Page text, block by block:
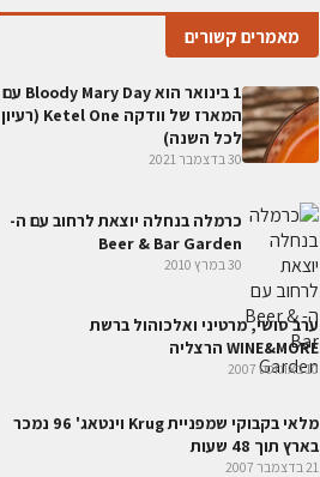
מאמרים קשורים
1 בינואר הוא Bloody Mary Day עם
המארז של וודקה Ketel One (רעיון
לכל השנה)
30 בדצמבר 2021
כרמלה בנחלה יוצאת לרחוב עם ה-
Beer & Bar Garden
30 במרץ 2010
ערב סושי, מרטיני ואלכוהול ברשת
WINE&MORE הרצליה
10 באוגוסט 2007
מלאי בקבוקי שמפניית Krug וינטאג' 96 נמכר
בארץ תוך 48 שעות
21 בדצמבר 2007